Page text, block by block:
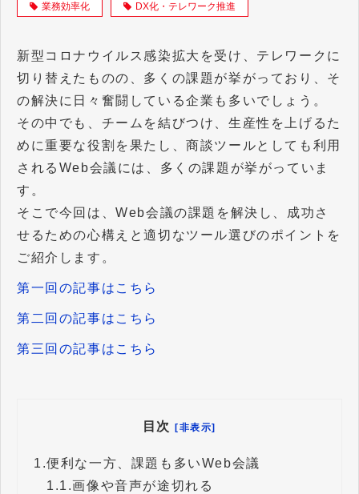
業務効率化 DX化・テレワーク推進
新型コロナウイルス感染拡大を受け、テレワークに
切り替えたものの、多くの課題が挙がっており、そ
の解決に日々奮闘している企業も多いでしょう。
その中でも、チームを結びつけ、生産性を上げるた
めに重要な役割を果たし、商談ツールとしても利用
されるWeb会議には、多くの課題が挙がっていま
す。
そこで今回は、Web会議の課題を解決し、成功さ
せるための心構えと適切なツール選びのポイントを
ご紹介します。
第一回の記事はこちら
第二回の記事はこちら
第三回の記事はこちら
目次 [非表示]
1.便利な一方、課題も多いWeb会議
1.1.画像や音声が途切れる